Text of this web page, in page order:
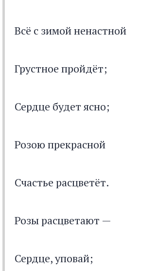
Всё с зимой ненастной
Грустное пройдёт;
Сердце будет ясно;
Розою прекрасной
Счастье расцветёт.
Розы расцветают —
Сердце, уповай;